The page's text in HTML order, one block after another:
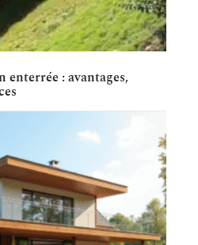
enterrée : avantages,